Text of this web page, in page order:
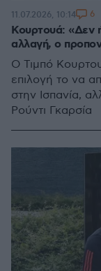
Κουρτουά: «Δεν
αλλαγή, ο
Ο Τιμπό
επιλογή το να
στην Ισπανία,
Ρούντι Γκαρσία
11.07.2026, 10:14 6